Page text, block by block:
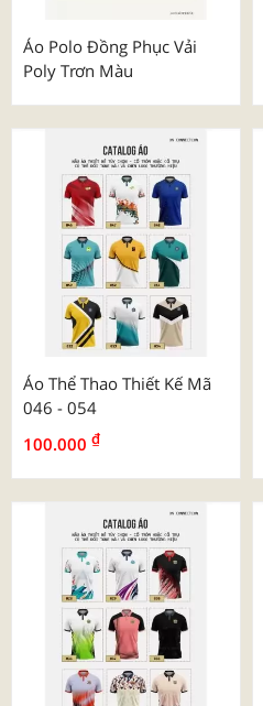
Áo Polo Đồng Phục Vải
Poly Trơn Màu
Áo Thể Thao Thiết Kế Mã
046 - 054
100.000 ₫